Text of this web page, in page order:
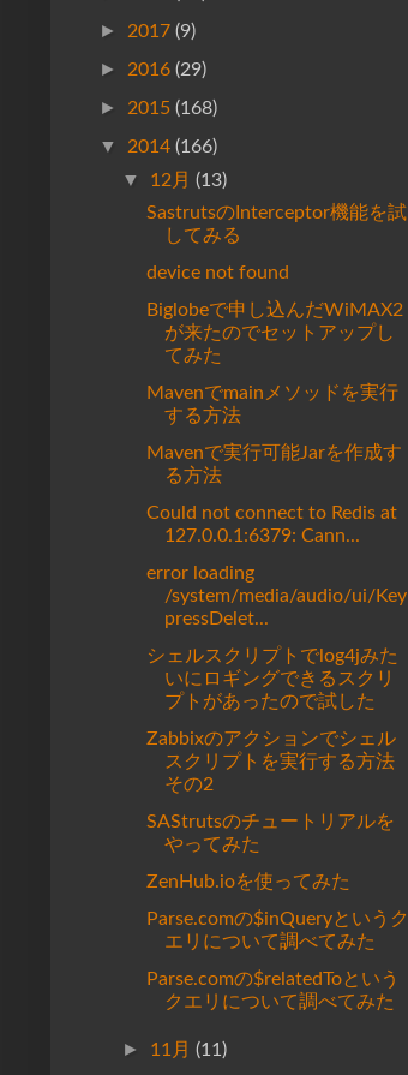
► 2017 (9)
► 2016 (29)
► 2015 (168)
▼ 2014 (166)
▼ 12月 (13)
SastrutsのInterceptor機能を試
してみる
device not found
Biglobeで申し込んだWiMAX2
が来たのでセットアップし
てみた
Mavenでmainメソッドを実行
する方法
Mavenで実行可能Jarを作成す
る方法
Could not connect to Redis at
127.0.0.1:6379: Cann...
error loading
/system/media/audio/ui/Key
pressDelet...
シェルスクリプトでlog4jみた
いにロギングできるスクリ
プトがあったので試した
Zabbixのアクションでシェル
スクリプトを実行する方法
その2
SAStrutsのチュートリアルを
やってみた
ZenHub.ioを使ってみた
Parse.comの$inQueryというク
エリについて調べてみた
Parse.comの$relatedToという
クエリについて調べてみた
► 11月 (11)